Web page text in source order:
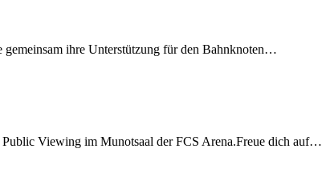
gemeinsam ihre Unterstützung für den Bahnknoten…
Viewing im Munotsaal der FCS Arena.Freue dich auf…